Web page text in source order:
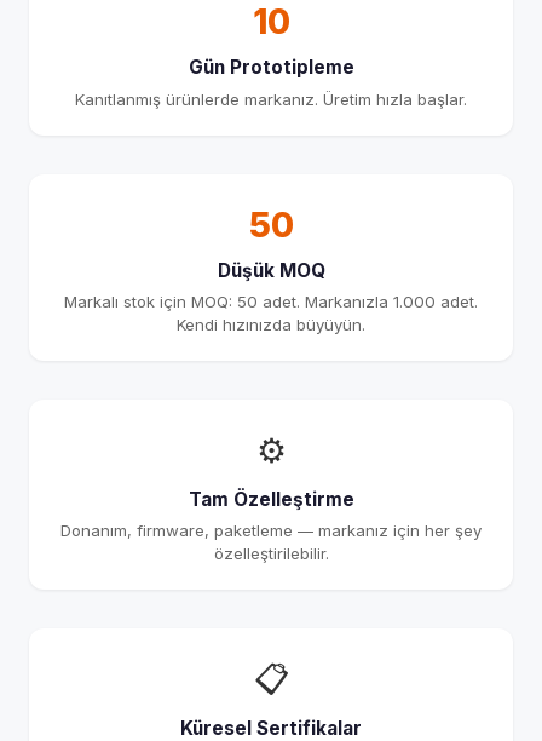
10
Gün Prototipleme
Kanıtlanmış ürünlerde markanız. Üretim hızla başlar.
50
Düşük MOQ
Markalı stok için MOQ: 50 adet. Markanızla 1.000 adet.
Kendi hızınızda büyüyün.
⚙️
Tam Özelleştirme
Donanım, firmware, paketleme — markanız için her şey
özelleştirilebilir.
📋
Küresel Sertifikalar